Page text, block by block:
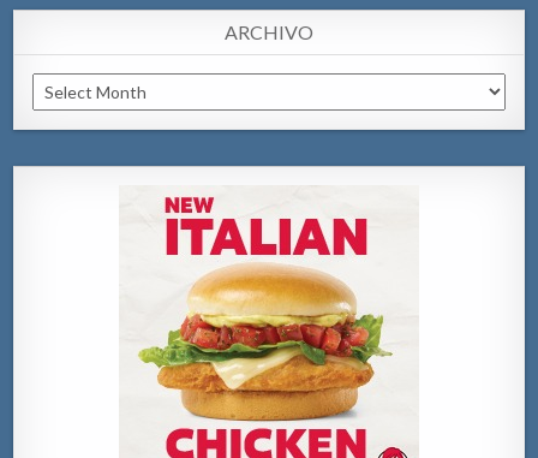
ARCHIVO
Archivo